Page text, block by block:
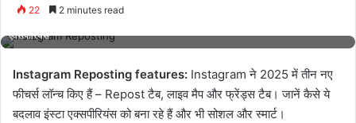
22 2 minutes read
एक्सपीरियंस
Instagram Reposting features: Instagram ने 2025 में तीन नए
फीचर्स लॉन्च किए हैं – Repost टैब, लाइव मैप और फ्रेंड्स टैब। जानें कैसे ये
बदलाव इंस्टा एक्सपीरियंस को बना रहे हैं और भी सोशल और स्मार्ट।